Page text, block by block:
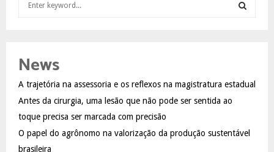
h
o
r
:
A
C
News
A trajetória na assessoria e os reflexos na magistratura estadual
Antes da cirurgia, uma lesão que não pode ser sentida ao
toque precisa ser marcada com precisão
O papel do agrônomo na valorização da produção sustentável
brasileira